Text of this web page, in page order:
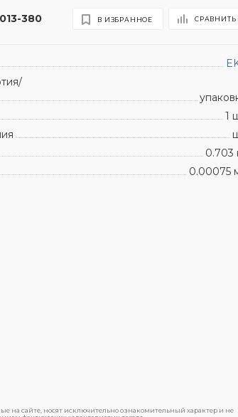
380 В ИЗБРАННОЕ СРАВНИТЬ
1
0.703
0.00075
на сайте, носят исключительно ознакомительный характер и не